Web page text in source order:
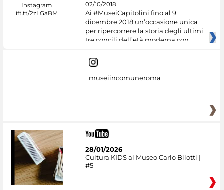
02/10/2018
Ai #MuseiCapitolini fino al 9
dicembre 2018 un’occasione unica
per ripercorrere la storia degli ultimi
tre concili dell’età moderna con
museiincomuneroma
28/01/2026
Cultura KIDS al Museo Carlo Bilotti |
#5